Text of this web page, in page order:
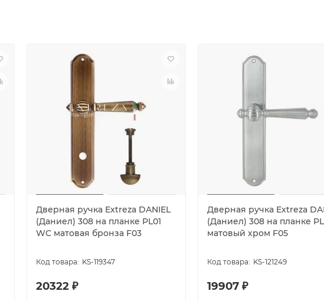
Дверная ручка Extreza DANIEL
(Даниел) 308 на планке PL01
WC матовая бронза F03
KS-119347
20322 ₽
Дверная ручка Extreza
(Даниел) 308 на планке
матовый хром F05
KS-121249
19907 ₽